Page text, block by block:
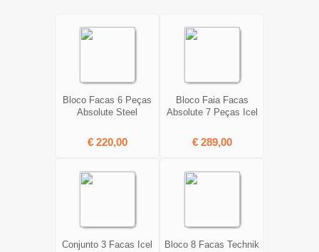
Bloco Facas 6 Peças
Absolute Steel
€ 220,00
Bloco Faia Facas
Absolute 7 Peças Icel
€ 289,00
Conjunto 3 Facas Icel
Bloco 8 Facas Technik